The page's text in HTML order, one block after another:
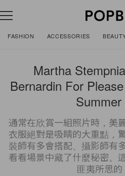
FASHION ACCESSORIES
Martha
Bernardin For
Summer
通常在欣賞一組照片時，美
衣服絕對是吸睛的大重點，
裝師有多會搭配、攝影師有
看看場景中藏了什麼秘密。
匪夷所思